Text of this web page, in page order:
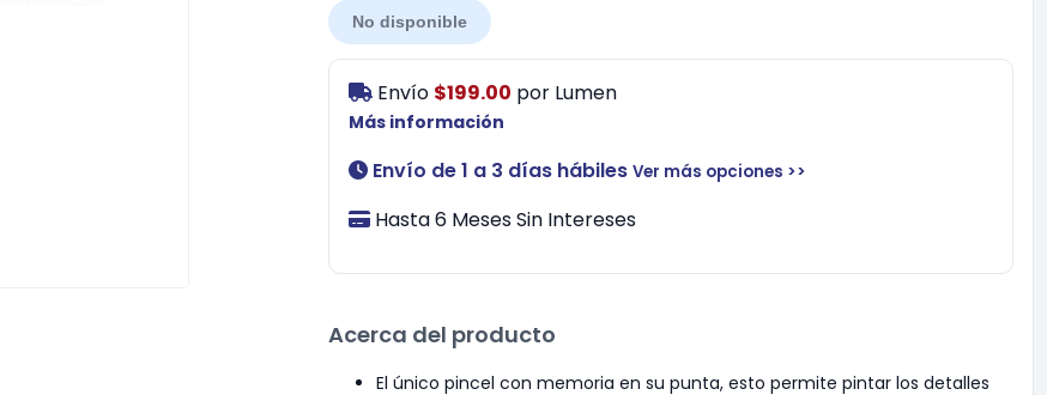
No disponible
Envío $199.00 por Lumen
Más información
Envío de 1 a 3 días hábiles Ver más opciones >>
Hasta 6 Meses Sin Intereses
Acerca del producto
El único pincel con memoria en su punta, esto permite pintar los detalles